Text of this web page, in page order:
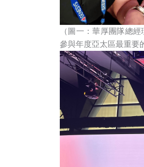
（圖一：華厚團隊總
參與年度亞太區最重要